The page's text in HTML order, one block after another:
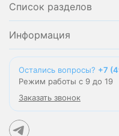
Список разделов
Информация
Остались вопросы? +7
Режим работы с 9 до 19
Заказать звонок